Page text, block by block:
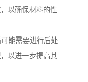
以确保材料的性
能需要进行后处
以进一步提高其